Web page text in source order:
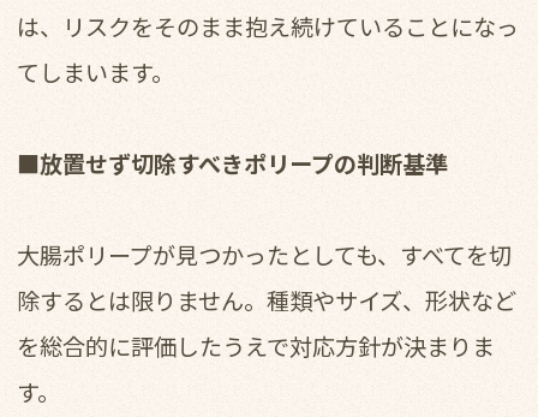
は、リスクをそのまま抱え続けていることになっ
てしまいます。
■放置せず切除すべきポリープの判断基準
大腸ポリープが見つかったとしても、すべてを切
除するとは限りません。種類やサイズ、形状など
を総合的に評価したうえで対応方針が決まりま
す。